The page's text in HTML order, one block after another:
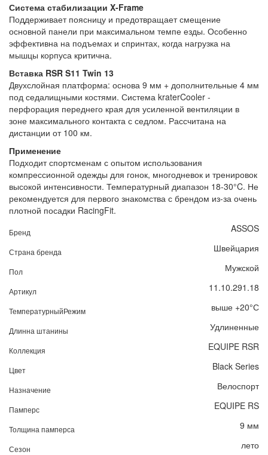
Система стабилизации X-Frame
Поддерживает поясницу и предотвращает смещение
основной панели при максимальном темпе езды. Особенно
эффективна на подъемах и спринтах, когда нагрузка на
мышцы корпуса критична.
Вставка RSR S11 Twin 13
Двухслойная платформа: основа 9 мм + дополнительные 4 мм
под седалищными костями. Система kraterCooler -
перфорация переднего края для усиленной вентиляции в
зоне максимального контакта с седлом. Рассчитана на
дистанции от 100 км.
Применение
Подходит спортсменам с опытом использования
компрессионной одежды для гонок, многодневок и тренировок
высокой интенсивности. Температурный диапазон 18-30°C. Не
рекомендуется для первого знакомства с брендом из-за очень
плотной посадки RacingFit.
Бренд ASSOS
Страна бренда Швейцария
Пол Мужской
Артикул 11.10.291.18
ТемпературныйРежим выше +20°С
Длинна штанины Удлиненные
Коллекция EQUIPE RSR
Цвет Black Series
Назначение Велоспорт
Памперс EQUIPE RS
Толщина памперса 9 мм
Сезон лето